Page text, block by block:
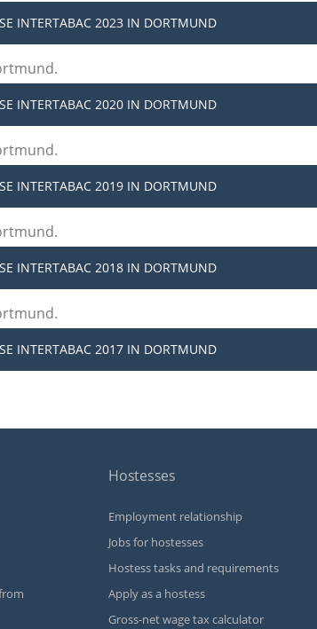
INTERTABAC 2023 IN DORTMUND
INTERTABAC 2020 IN DORTMUND
INTERTABAC 2019 IN DORTMUND
INTERTABAC 2018 IN DORTMUND
INTERTABAC 2017 IN DORTMUND
Hostesses
Employment relationship
Jobs for hostesses
Hostess tasks and requirements
Apply as a hostess
Gross-net wage tax calculator